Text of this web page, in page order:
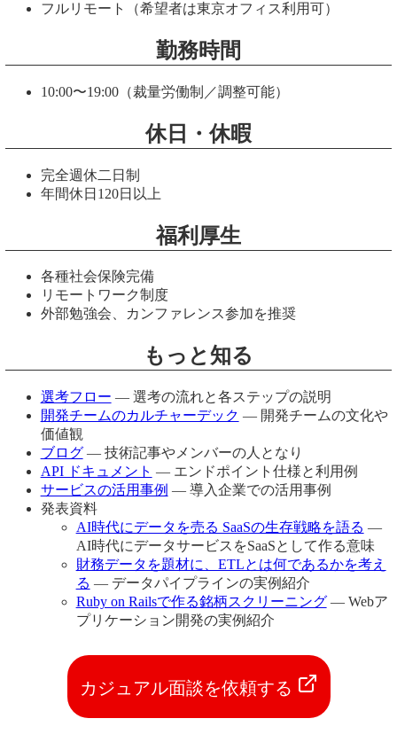
フルリモート（希望者は東京オフィス利用可）
勤務時間
10:00〜19:00（裁量労働制／調整可能）
休日・休暇
完全週休二日制
年間休日120日以上
福利厚生
各種社会保険完備
リモートワーク制度
外部勉強会、カンファレンス参加を推奨
もっと知る
選考フロー — 選考の流れと各ステップの説明
開発チームのカルチャーデック — 開発チームの文化や
価値観
ブログ— 技術記事やメンバーの人となり
API ドキュメント — エンドポイント仕様と利用例
サービスの活用事例 — 導入企業での活用事例
発表資料
AI時代にデータを売る SaaSの生存戦略を語る —
AI時代にデータサービスをSaaSとして作る意味
財務データを題材に、ETLとは何であるかを考え
る — データパイプラインの実例紹介
Ruby on Railsで作る銘柄スクリーニング— Webア
プリケーション開発の実例紹介
カジュアル面談を依頼する